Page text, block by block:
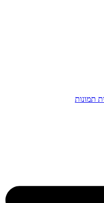
תמונות